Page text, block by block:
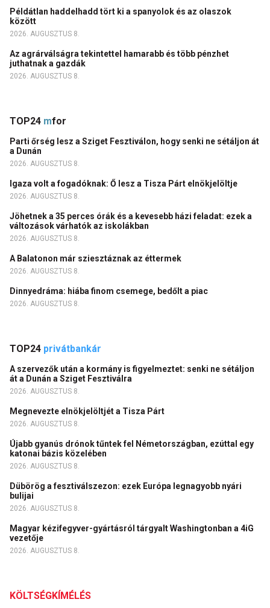
Példátlan haddelhadd tört ki a spanyolok és az olaszok
között
2026. AUGUSZTUS 8.
Az agrárválságra tekintettel hamarabb és több pénzhet
juthatnak a gazdák
2026. AUGUSZTUS 8.
TOP24 mfor
Parti őrség lesz a Sziget Fesztiválon, hogy senki ne sétáljon át
a Dunán
2026. AUGUSZTUS 8.
Igaza volt a fogadóknak: Ő lesz a Tisza Párt elnökjelöltje
2026. AUGUSZTUS 8.
Jöhetnek a 35 perces órák és a kevesebb házi feladat: ezek a
változások várhatók az iskolákban
2026. AUGUSZTUS 8.
A Balatonon már sziesztáznak az éttermek
2026. AUGUSZTUS 8.
Dinnyedráma: hiába finom csemege, bedőlt a piac
2026. AUGUSZTUS 8.
TOP24 privátbankár
A szervezők után a kormány is figyelmeztet: senki ne sétáljon
át a Dunán a Sziget Fesztiválra
2026. AUGUSZTUS 8.
Megnevezte elnökjelöltjét a Tisza Párt
2026. AUGUSZTUS 8.
Újabb gyanús drónok tűntek fel Németországban, ezúttal egy
katonai bázis közelében
2026. AUGUSZTUS 8.
Dübörög a fesztiválszezon: ezek Európa legnagyobb nyári
bulijai
2026. AUGUSZTUS 8.
Magyar kézifegyver-gyártásról tárgyalt Washingtonban a 4iG
vezetője
2026. AUGUSZTUS 8.
KÖLTSÉGKÍMÉLÉS